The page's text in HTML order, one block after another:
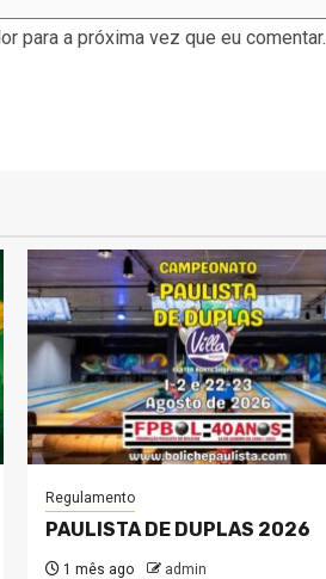
para a próxima vez que eu comentar.
Regulamento
PAULISTA DE DUPLAS 2026
1 mês ago admin